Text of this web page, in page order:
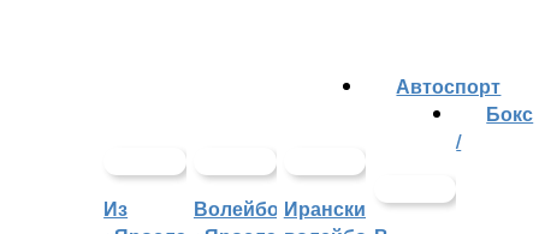
Из
Волейбольный
Иранский
Автоспорт
Бокс
/